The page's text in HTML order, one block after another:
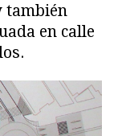
también
en calle